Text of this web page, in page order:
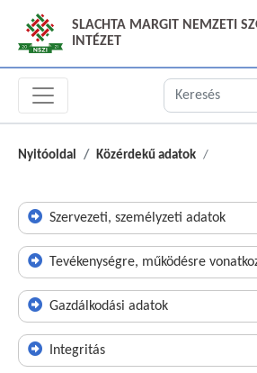
SLACHTA MARGIT NEMZETI
INTÉZET
Nyitóoldal Közérdekű adatok
Szervezeti, személyzeti adatok
Tevékenységre, működésre
Gazdálkodási adatok
Integritás